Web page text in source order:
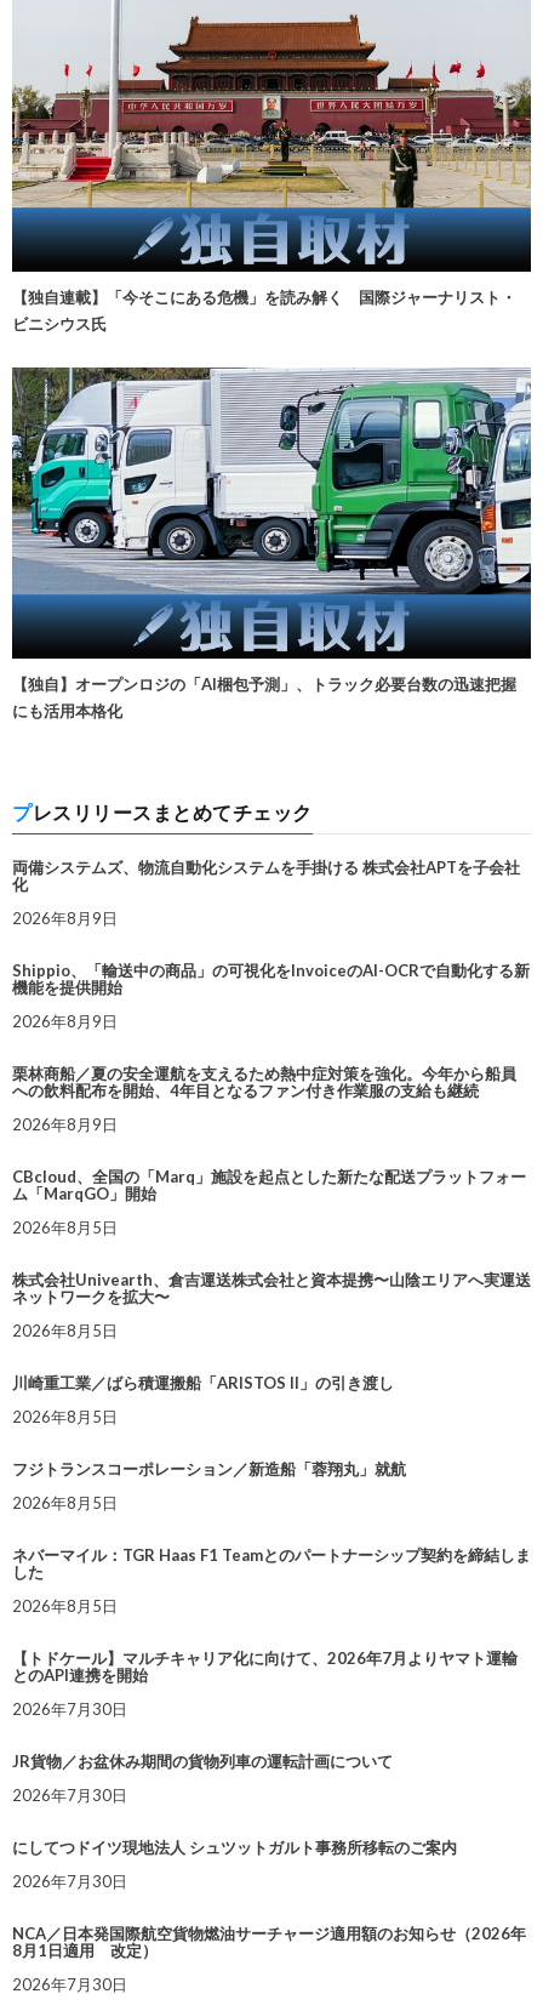
【独自連載】「今そこにある危機」を読み解く 国際ジャーナリスト・
ビニシウス氏
【独自】オープンロジの「AI梱包予測」、トラック必要台数の迅速把握
にも活用本格化
プレスリリースまとめてチェック
両備システムズ、物流自動化システムを手掛ける 株式会社APTを子会社
化
2026年8月9日
Shippio、「輸送中の商品」の可視化をInvoiceのAI-OCRで自動化する新
機能を提供開始
2026年8月9日
栗林商船／夏の安全運航を支えるため熱中症対策を強化。今年から船員
への飲料配布を開始、4年目となるファン付き作業服の支給も継続
2026年8月9日
CBcloud、全国の「Marq」施設を起点とした新たな配送プラットフォー
ム「MarqGO」開始
2026年8月5日
株式会社Univearth、倉吉運送株式会社と資本提携〜山陰エリアへ実運送
ネットワークを拡大〜
2026年8月5日
川崎重工業／ばら積運搬船「ARISTOS II」の引き渡し
2026年8月5日
フジトランスコーポレーション／新造船「蓉翔丸」就航
2026年8月5日
ネバーマイル：TGR Haas F1 Teamとのパートナーシップ契約を締結しま
した
2026年8月5日
【トドケール】マルチキャリア化に向けて、2026年7月よりヤマト運輸
とのAPI連携を開始
2026年7月30日
JR貨物／お盆休み期間の貨物列車の運転計画について
2026年7月30日
にしてつドイツ現地法人 シュツットガルト事務所移転のご案内
2026年7月30日
NCA／日本発国際航空貨物燃油サーチャージ適用額のお知らせ（2026年
8月1日適用 改定）
2026年7月30日